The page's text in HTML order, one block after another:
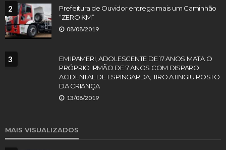
2
Prefeitura de Ouvidor entrega mais um Caminhão
“ZERO KM”
08/08/2019
3
EM IPAMERI, ADOLESCENTE DE 17 ANOS MATA O
PRÓPRIO IRMÃO DE 7 ANOS COM DISPARO
ACIDENTAL DE ESPINGARDA; TIRO ATINGIU ROSTO
DA CRIANÇA
13/08/2019
MAIS VISUALIZADOS